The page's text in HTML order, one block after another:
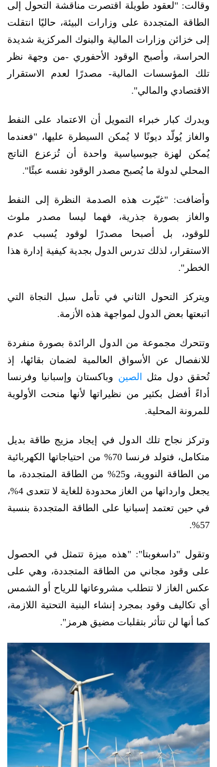
وقالت: "لعقود طويلة اقتصرت مناقشة التحول إلى
الطاقة المتجددة على وزارات البيئة، حاليًا انتقلت
إلى خزائن وزارات المالية والبنوك المركزية شديدة
الحراسة، وأصبح الوقود الأحفوري -من وجهة نظر
تلك المؤسسات المالية- مصدرًا لعدم الاستقرار
الاقتصادي والمالي".
ويدرك كبار خبراء التمويل أن الاعتماد على النفط
والغاز يُولّد ديونًا لا يُمكن السيطرة عليها، "فعندما
يُمكن لهزة جيوسياسية واحدة أن تُزعزع الناتج
المحلي لدولة ما يُصبح مصدر الوقود نفسه عبئًا".
وأضافت: "غيّرت هذه الصدمة النظرة إلى النفط
والغاز بصورة جذرية، فهما ليسا مصدر ملوث
للوقود، بل أصبحا مصدرًا لوقود يُسبب عدم
الاستقرار، لذلك تدرس الدول بجدية كيفية إدارة هذا
الخطر".
ويتركز التحول الثاني في تأمل سبل النجاة التي
اتبعتها بعض الدول لمواجهة هذه الأزمة.
وتتحرك مجموعة من الدول الرائدة بصورة منفردة
للانفصال عن الأسواق العالمية لضمان بقائها، إذ
تُحقق دول مثل
الصين وباكستان وإسبانيا وفرنسا
أداءً أفضل بكثير من نظيراتها لأنها منحت الأولوية
للمرونة المحلية.
وتركز نجاح تلك الدول في إيجاد مزيج طاقة بديل
متكامل، فتولد فرنسا 70% من احتياجاتها الكهربائية
من الطاقة النووية، و25% من الطاقة المتجددة، ما
يجعل وارداتها من الغاز محدودة للغاية لا تتعدى 4%،
في حين تعتمد إسبانيا على الطاقة المتجددة بنسبة
57%.
وتقول "داسغوبتا": "هذه ميزة تتمثل في الحصول
على وقود مجاني من الطاقة المتجددة، وهي على
عكس الغاز لا تتطلب مشروعاتها للرياح أو الشمس
أي تكاليف وقود بمجرد إنشاء البنية التحتية اللازمة،
كما أنها لن تتأثر بتقلبات مضيق هرمز".